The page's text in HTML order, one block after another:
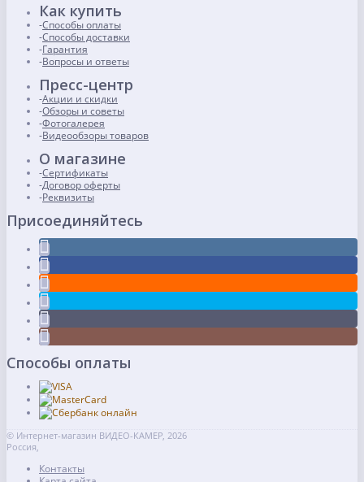
Как купить
Способы оплаты
Способы доставки
Гарантия
Вопросы и ответы
Пресс-центр
Акции и скидки
Обзоры и советы
Фотогалерея
Видеообзоры товаров
О магазине
Сертификаты
Договор оферты
Реквизиты
Присоединяйтесь
Способы оплаты
© Интернет-магазин ВИДЕО-КАМЕР, 2026
Россия,
Контакты